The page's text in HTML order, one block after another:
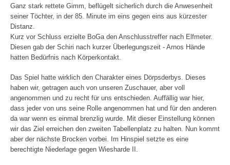
Ganz stark rettete Gimm, beflügelt sicherlich durch die Anwesenheit
seiner Töchter, in der 85. Minute im eins gegen eins aus kürzester
Distanz.
Kurz vor Schluss erzielte BoGa den Anschlusstreffer nach Elfmeter.
Diesen gab der Schiri nach kurzer Überlegungszeit - Arnos Hände
hatten Bedürfnis nach Körperkontakt.
Das Spiel hatte wirklich den Charakter eines Dörpsderbys. Dieses
haben wir, getragen auch von unseren Zuschauer, aber voll
angenommen und zu recht für uns entschieden. Auffällig war hier,
dass jeder von uns seine Rolle angenommen hat und für den anderen
da war wenn es einmal brenzlig wurde. Mit dieser Einstellung können
wir das Ziel erreichen den zweiten Tabellenplatz zu halten. Nun kommt
aber der nächste Brocken vorbei. Im Hinspiel setzte es eine
berechtigte Niederlage gegen Wiesharde II.